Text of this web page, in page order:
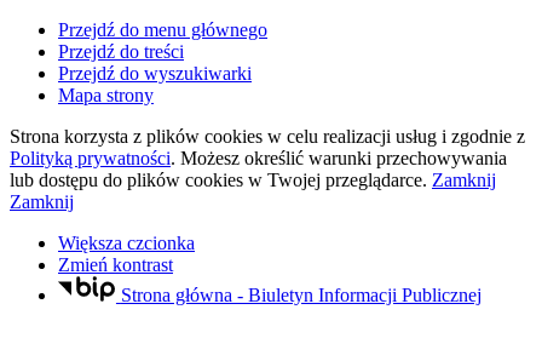
Przejdź do menu głównego
Przejdź do treści
Przejdź do wyszukiwarki
Mapa strony
Strona korzysta z plików cookies w celu realizacji usług i zgodnie z
Polityką prywatności. Możesz określić warunki przechowywania
lub dostępu do plików cookies w Twojej przeglądarce. Zamknij
Zamknij
Większa czcionka
Zmień kontrast
Strona główna - Biuletyn Informacji Publicznej